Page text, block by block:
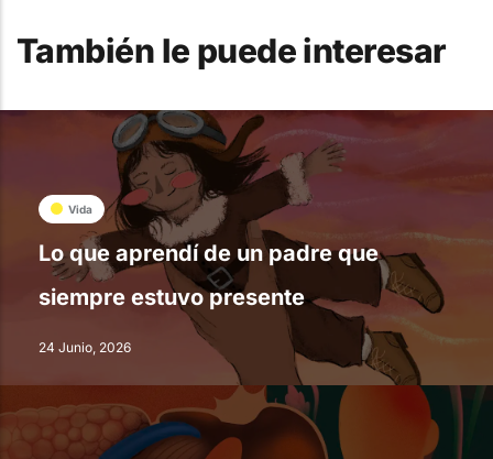
También le puede interesar
Vida
Lo que aprendí de un padre que
siempre estuvo presente
24 Junio, 2026